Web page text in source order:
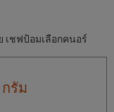
เชฟป้อมเลือกคนอร์
รัม